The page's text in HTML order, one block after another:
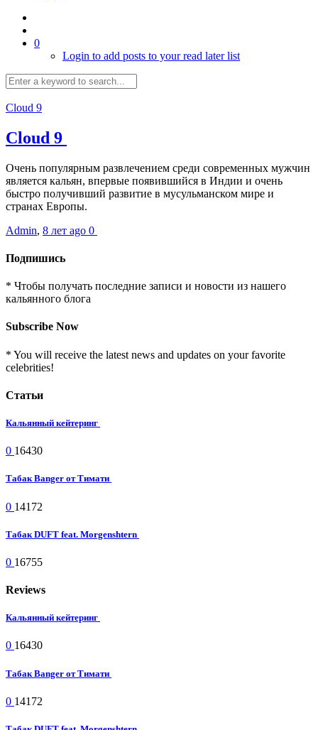
0
Login to add posts to your read later list
Cloud 9
Cloud 9
Очень популярным развлечением среди современных мужчин
является кальян, впервые появившийся в Индии и очень
быстро получивший развитие в мусульманском мире и
странах Европы.
Admin, 8 лет ago 0
Подпишись
* Чтобы получать последние записи и новости из нашего
кальянного блога
Subscribe Now
* You will receive the latest news and updates on your favorite
celebrities!
Статьи
Кальянный кейтеринг
0 16430
Табак Banger от Тимати
0 14172
Табак DUFT feat. Morgenshtern
0 16755
Reviews
Кальянный кейтеринг
0 16430
Табак Banger от Тимати
0 14172